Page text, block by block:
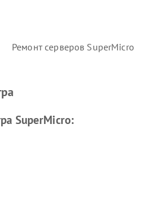
Ремонт серверов SuperMicro
SuperMicro: